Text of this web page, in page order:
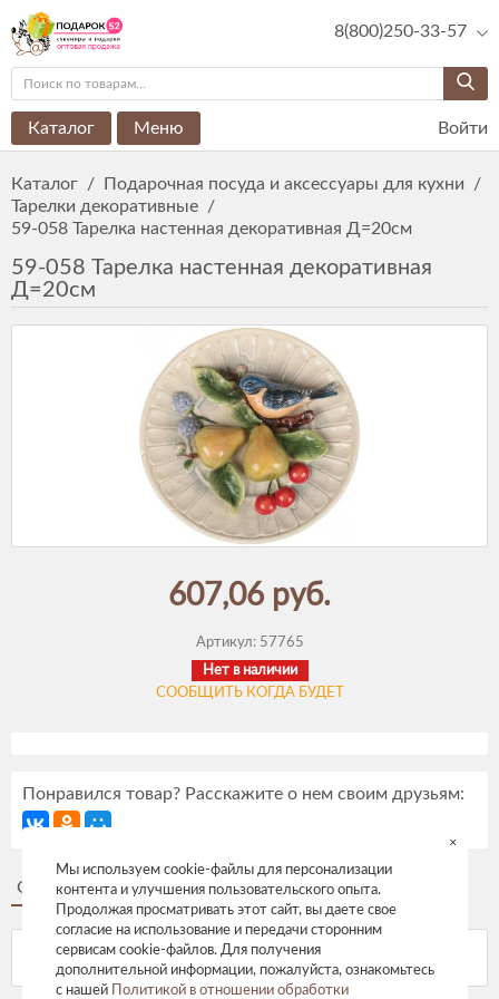
8(800)250-33-57
Каталог Меню Войти
Каталог / Подарочная посуда и аксессуары для кухни
/
Тарелки декоративные /
59-058 Тарелка настенная декоративная Д=20см
59-058 Тарелка настенная декоративная
Д=20см
607,06 руб.
Артикул: 57765
Нет в наличии
СООБЩИТЬ КОГДА БУДЕТ
Понравился товар? Расскажите о нем своим друзьям:
Описание Отзывы
Мы используем cookie-файлы для персонализации
контента и улучшения пользовательского опыта.
Продолжая просматривать этот сайт, вы даете свое
согласие на использование и передачи сторонним
сервисам cookie-файлов. Для получения
дополнительной информации, пожалуйста, ознакомьтесь
с нашей
Политикой в отношении обработки
×